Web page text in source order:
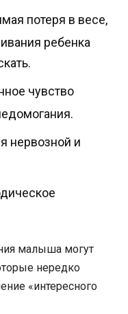
потеря в весе,
ребенка
чувство
нервозной и
малыша могут
нередко
«интересного